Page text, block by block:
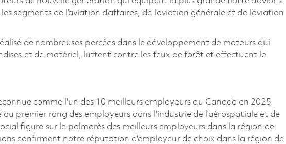
segments de l’aviation d’affaires, de l’aviation générale et de l’aviation
de nombreuses percées dans le développement de moteurs qui
et de matériel, luttent contre les feux de forêt et effectuent le
comme l'un des 10 meilleurs employeurs au Canada en 2025
au premier rang des employeurs dans l'industrie de l'aérospatiale et de
figure sur le palmarès des meilleurs employeurs dans la région de
confirment notre réputation d'employeur de choix dans la région de